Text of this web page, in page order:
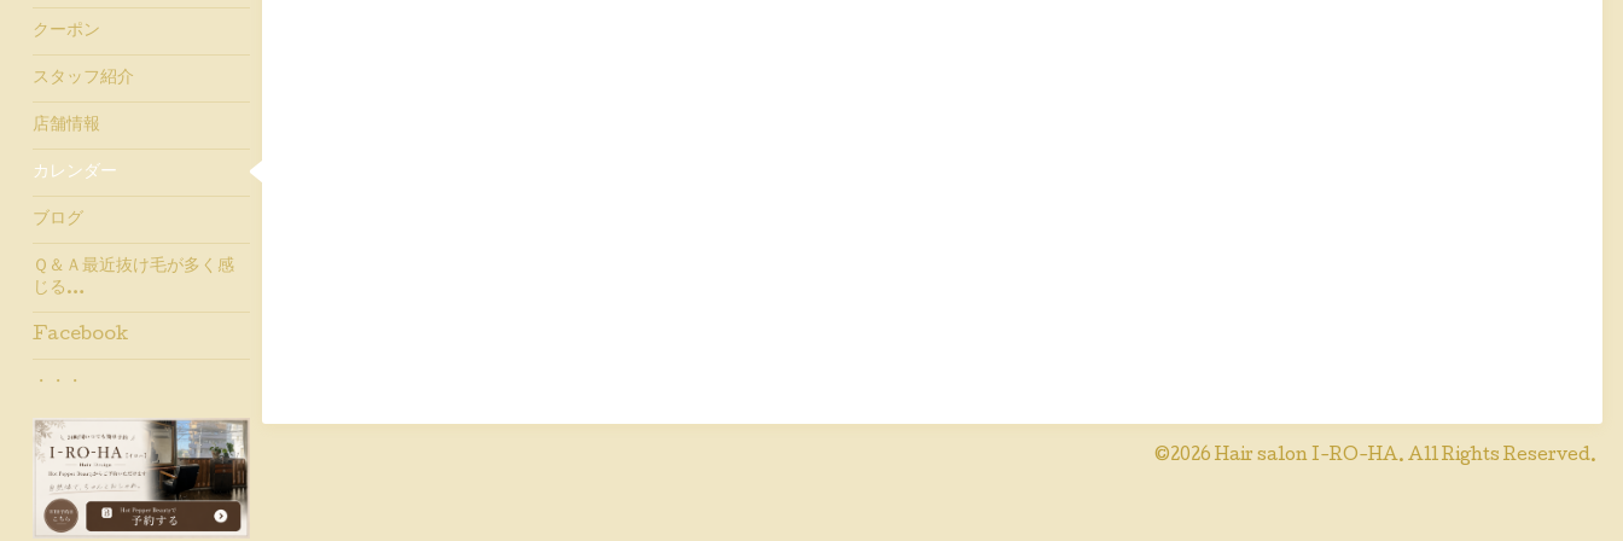
©2026 Hair salon I-RO-HA. All Rights Reserved.
クーポン
スタッフ紹介
店舗情報
カレンダー
ブログ
Ｑ＆Ａ最近抜け毛が多く感
じる…
Facebook
・・・